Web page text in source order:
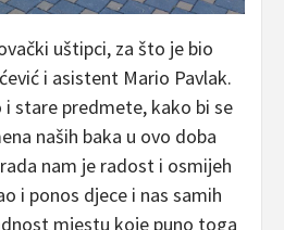
uštipci, za što je bio
i asistent Mario Pavlak.
stare predmete, kako bi se
naših baka u ovo doba
nam je radost i osmijeh
i ponos djece i nas samih
mjestu koje puno toga